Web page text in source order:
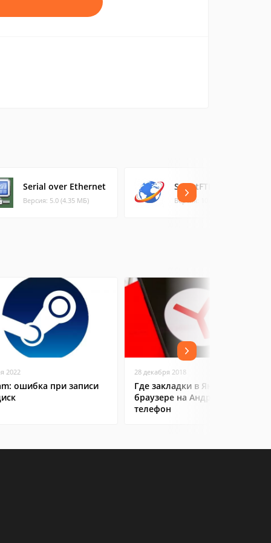
Serial over Ethernet
Версия: 5.0 (4.35 МБ)
SmartFTP
Версия: 10.0.314 (9.64 МБ)
2022
ошибка при записи
28 декабря 2018
Где закладки в Яндекс
браузере на Андроид
телефон